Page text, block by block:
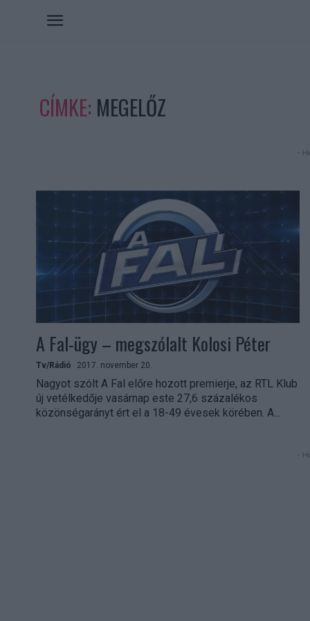
CÍMKE: MEGELŐZ
-
A Fal-ügy – megszólalt Kolosi Péter
Tv/Rádió 2017. november 20.
Nagyot szólt A Fal előre hozott premierje, az RTL Klub
új vetélkedője vasárnap este 27,6 százalékos
közönségarányt ért el a 18-49 évesek körében. A...
-